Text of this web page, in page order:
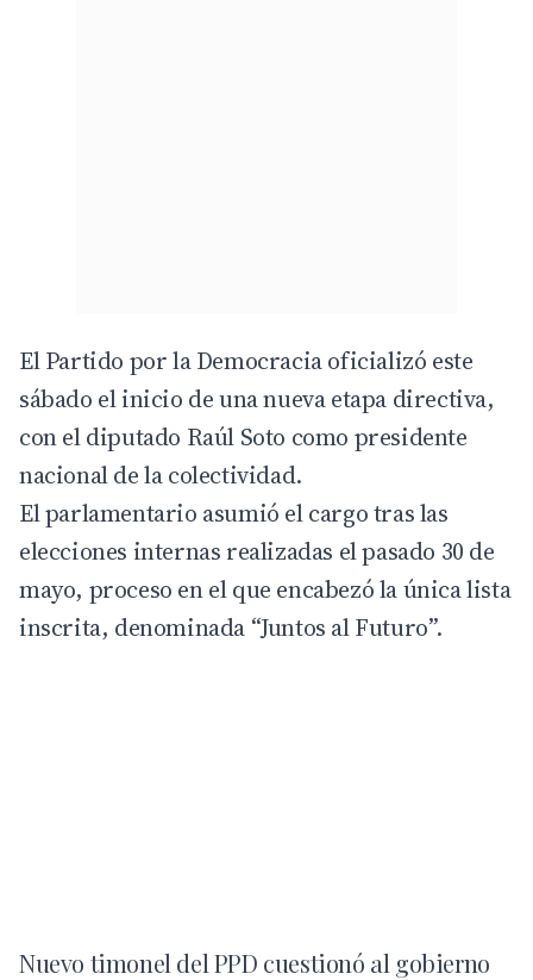
El Partido por la Democracia oficializó este
sábado el inicio de una nueva etapa directiva,
con el diputado Raúl Soto como presidente
nacional de la colectividad.
El parlamentario asumió el cargo tras las
elecciones internas realizadas el pasado 30 de
mayo, proceso en el que encabezó la única lista
inscrita, denominada “Juntos al Futuro”.
Nuevo timonel del PPD cuestionó al gobierno